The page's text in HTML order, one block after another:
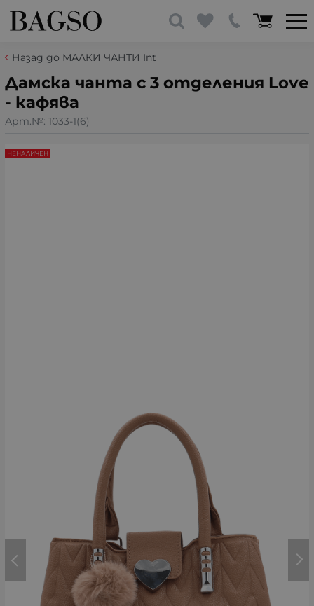
Назад до МАЛКИ ЧАНТИ Int
Дамска чанта с 3 отделения Love
- кафява
Арт.№: 1033-1(6)
НЕНАЛИЧЕН